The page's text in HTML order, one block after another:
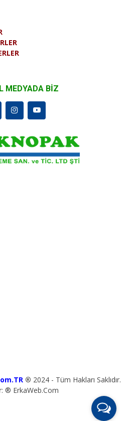
MEDYADA BİZ
® 2024 - Tüm Hakları Saklıdır.
® ErkaWeb.Com